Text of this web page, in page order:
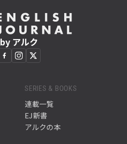
by アルク
SERIES & BOOKS
連載一覧
EJ新書
アルクの本